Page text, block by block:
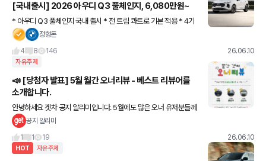
[국내출시] 2026 아우디 Q3 풀체인지, 6,080만원~
* 아우디 Q3 풀체인지 국내 출시 * 전 트림 콰트로 기본 적용 * 4기
통 2리터 + S트로닉 7단 * 258마력 + 37.73kg.m * 제로백 5.9초
정형돈
4
8 146 26.06.10
자유주제
📣 [당첨자 발표] 5월 월간 오너리뷰 - 베스트 리뷰어를
소개합니다.
안녕하세요 겟차 공지 알리미입니다. 5월에도 많은 오너 유저분들께
서 월간 오너 리뷰에 적극 참여해주시며, 더욱 풍성하고 생생한 콘텐
공지 알리미
1
1 19 26.06.10
HOT 자유주제